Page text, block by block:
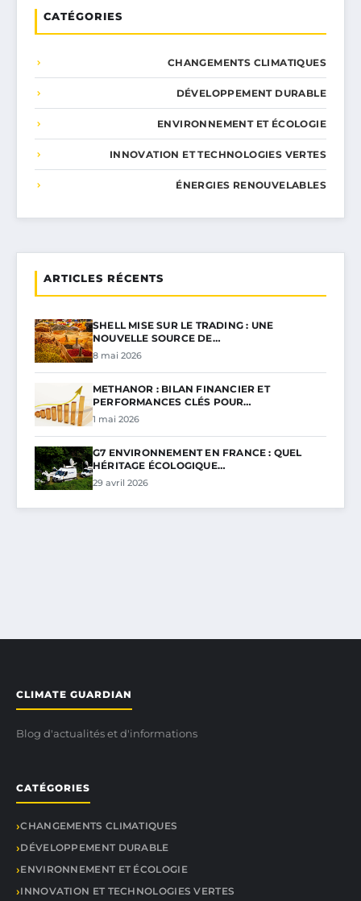
CATÉGORIES
CHANGEMENTS CLIMATIQUES
DÉVELOPPEMENT DURABLE
ENVIRONNEMENT ET ÉCOLOGIE
INNOVATION ET TECHNOLOGIES VERTES
ÉNERGIES RENOUVELABLES
ARTICLES RÉCENTS
SHELL MISE SUR LE TRADING : UNE
NOUVELLE SOURCE DE…
8 mai 2026
METHANOR : BILAN FINANCIER ET
PERFORMANCES CLÉS POUR…
1 mai 2026
G7 ENVIRONNEMENT EN FRANCE : QUEL
HÉRITAGE ÉCOLOGIQUE…
29 avril 2026
CLIMATE GUARDIAN
Blog d'actualités et d'informations
CATÉGORIES
CHANGEMENTS CLIMATIQUES
DÉVELOPPEMENT DURABLE
ENVIRONNEMENT ET ÉCOLOGIE
INNOVATION ET TECHNOLOGIES VERTES